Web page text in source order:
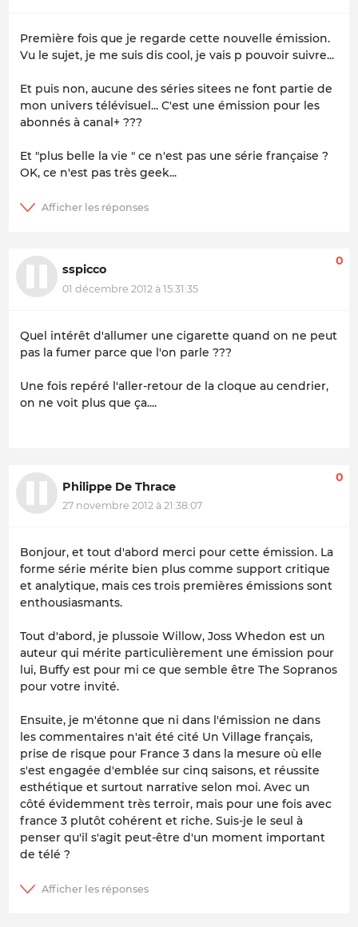
Première fois que je regarde cette nouvelle émission.
Vu le sujet, je me suis dis cool, je vais p pouvoir suivre...
Et puis non, aucune des séries sitees ne font partie de
mon univers télévisuel... C'est une émission pour les
abonnés à canal+ ???
Et "plus belle la vie " ce n'est pas une série française ?
OK, ce n'est pas très geek...
sspicco
01 décembre 2012 à 15:31:35
0
Quel intérêt d'allumer une cigarette quand on ne peut
pas la fumer parce que l'on parle ???
Une fois repéré l'aller-retour de la cloque au cendrier,
on ne voit plus que ça....
Philippe De Thrace
27 novembre 2012 à 21:38:07
0
Bonjour, et tout d'abord merci pour cette émission. La
forme série mérite bien plus comme support critique
et analytique, mais ces trois premières émissions sont
enthousiasmants.
Tout d'abord, je plussoie Willow, Joss Whedon est un
auteur qui mérite particulièrement une émission pour
lui, Buffy est pour mi ce que semble être The Sopranos
pour votre invité.
Ensuite, je m'étonne que ni dans l'émission ne dans
les commentaires n'ait été cité Un Village français,
prise de risque pour France 3 dans la mesure où elle
s'est engagée d'emblée sur cinq saisons, et réussite
esthétique et surtout narrative selon moi. Avec un
côté évidemment très terroir, mais pour une fois avec
france 3 plutôt cohérent et riche. Suis-je le seul à
penser qu'il s'agit peut-être d'un moment important
de télé ?